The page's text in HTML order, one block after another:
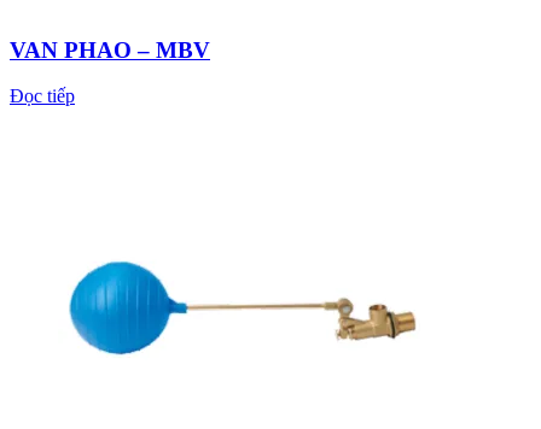
VAN PHAO – MBV
Đọc tiếp